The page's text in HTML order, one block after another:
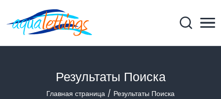
Результаты Поиска
Главная страница Результаты Поиска